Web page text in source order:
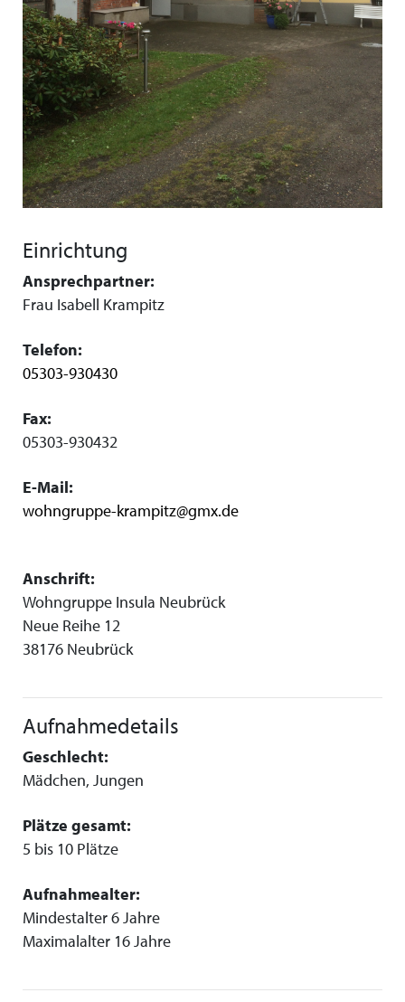
Einrichtung
Ansprechpartner:
Frau Isabell Krampitz
Telefon:
05303-930430
Fax:
05303-930432
E-Mail:
wohngruppe-krampitz@gmx.de
Anschrift:
Wohngruppe Insula Neubrück
Neue Reihe 12
38176 Neubrück
Aufnahmedetails
Geschlecht:
Mädchen, Jungen
Plätze gesamt:
5 bis 10 Plätze
Aufnahmealter:
Mindestalter 6 Jahre
Maximalalter 16 Jahre